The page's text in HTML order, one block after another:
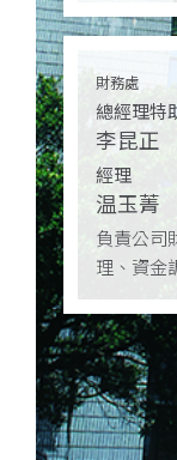
財務處
總經理特
李昆正
經理
温玉菁
負責公司
理、資金